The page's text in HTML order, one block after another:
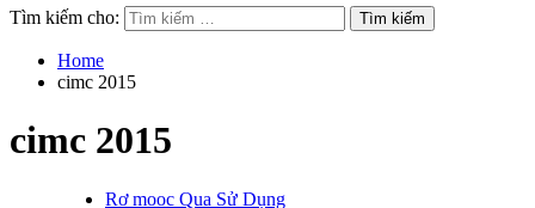
Tìm kiếm cho:
Home
cimc 2015
cimc 2015
Rơ mooc Qua Sử Dụng